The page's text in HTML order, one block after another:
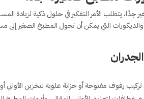
يتطلب الأمر التفكير في حلول ذكية لزيادة
التي يمكن أن تحول المطبخ الصغير إلى
رفوف مفتوحة أو خزانة علوية لتخزين الأواني